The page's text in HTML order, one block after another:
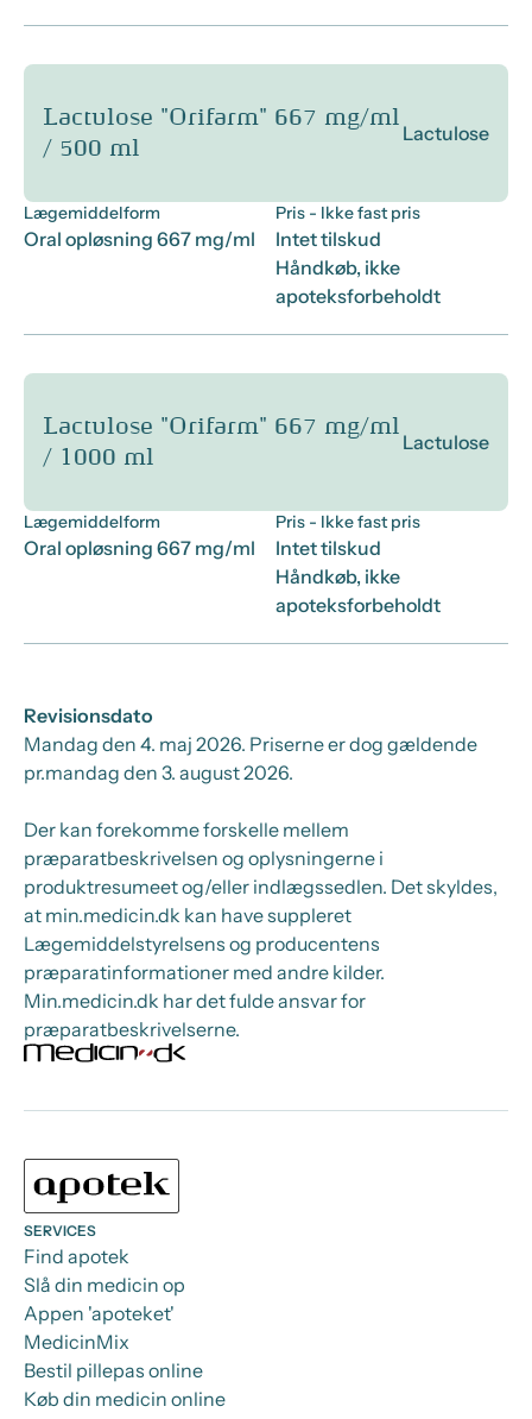
Lactulose "Orifarm" 667 mg/ml
/ 500 ml
Lactulose
Lægemiddelform
Oral opløsning 667 mg/ml
Pris - Ikke fast pris
Intet tilskud
Håndkøb, ikke
apoteksforbeholdt
Lactulose "Orifarm" 667 mg/ml
/ 1000 ml
Lactulose
Lægemiddelform
Oral opløsning 667 mg/ml
Pris - Ikke fast pris
Intet tilskud
Håndkøb, ikke
apoteksforbeholdt
Revisionsdato
Mandag den 4. maj 2026. Priserne er dog gældende
pr.mandag den 3. august 2026.
Der kan forekomme forskelle mellem
præparatbeskrivelsen og oplysningerne i
produktresumeet og/eller indlægssedlen. Det skyldes,
at min.medicin.dk kan have suppleret
Lægemiddelstyrelsens og producentens
præparatinformationer med andre kilder.
Min.medicin.dk har det fulde ansvar for
præparatbeskrivelserne.
SERVICES
Find apotek
Slå din medicin op
Appen 'apoteket'
MedicinMix
Bestil pillepas online
Køb din medicin online